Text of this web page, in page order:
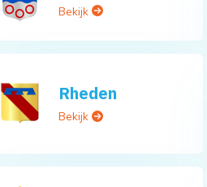
Bekijk
Rheden
Bekijk